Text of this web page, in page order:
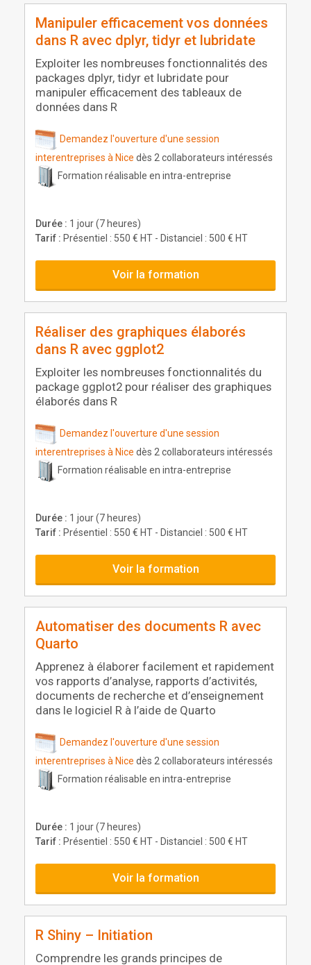
Manipuler efficacement vos données
dans R avec dplyr, tidyr et lubridate
Exploiter les nombreuses fonctionnalités des
packages dplyr, tidyr et lubridate pour
manipuler efficacement des tableaux de
données dans R
Demandez l'ouverture d'une session
interentreprises à Nice dès 2 collaborateurs intéressés
Formation réalisable en intra-entreprise
Durée : 1 jour (7 heures)
Tarif : Présentiel : 550 € HT - Distanciel : 500 € HT
Voir la formation
Réaliser des graphiques élaborés
dans R avec ggplot2
Exploiter les nombreuses fonctionnalités du
package ggplot2 pour réaliser des graphiques
élaborés dans R
Demandez l'ouverture d'une session
interentreprises à Nice dès 2 collaborateurs intéressés
Formation réalisable en intra-entreprise
Durée : 1 jour (7 heures)
Tarif : Présentiel : 550 € HT - Distanciel : 500 € HT
Voir la formation
Automatiser des documents R avec
Quarto
Apprenez à élaborer facilement et rapidement
vos rapports d’analyse, rapports d’activités,
documents de recherche et d’enseignement
dans le logiciel R à l’aide de Quarto
Demandez l'ouverture d'une session
interentreprises à Nice dès 2 collaborateurs intéressés
Formation réalisable en intra-entreprise
Durée : 1 jour (7 heures)
Tarif : Présentiel : 550 € HT - Distanciel : 500 € HT
Voir la formation
R Shiny – Initiation
Comprendre les grands principes de